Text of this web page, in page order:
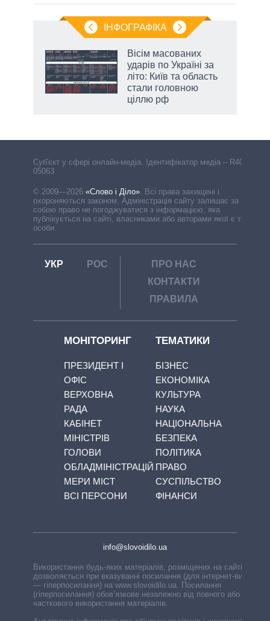
ІНФОГРАФІКА
Вісім масованих
ударів по Україні за
літо: Київ та область
стали головною
ціллю рф
Cуб'єкт у сфері онлайн-медіа. Ідентифікатор медіа – R40-
05063
© 2009—2026 «Слово і Діло». Всі права захищені і
охороняються законом. Адміністрація сайту залишає за
собою право не погоджуватися з інформацією, яка
публікується на сайті, власниками або авторами якої є треті
особи.
УКР РОС
ПРО НАС
КОНТАКТИ
ПРАВИЛА
МОНІТОРИНГ
ПРЕЗИДЕНТ І
ОФІС
ВЕРХОВНА
РАДА
КАБІНЕТ
МІНІСТРІВ
ГОЛОВИ
ОБЛАДМІНІСТРАЦІЙ
МЕРИ МІСТ
ВСІ ПЕРСОНИ
ТЕМАТИКИ
БІЗНЕС
ЕКОНОМІКА
КУЛЬТУРА
НАУКА
НАЦІОНАЛЬНА
БЕЗПЕКА
ПОЛІТИКА
ПРАВО
СУСПІЛЬСТВО
ФІНАНСИ
info@slovoidilo.ua
Використання будь-яких матеріалів, розміщених на сайті,
дозволяється при вказуванні посилання (для інтернет-видань
— гіперпосилання) на www.slovoidilo.ua. Посилання
(гіперпосилання) обов’язкове незалежно від повного або
часткового використання матеріалів.